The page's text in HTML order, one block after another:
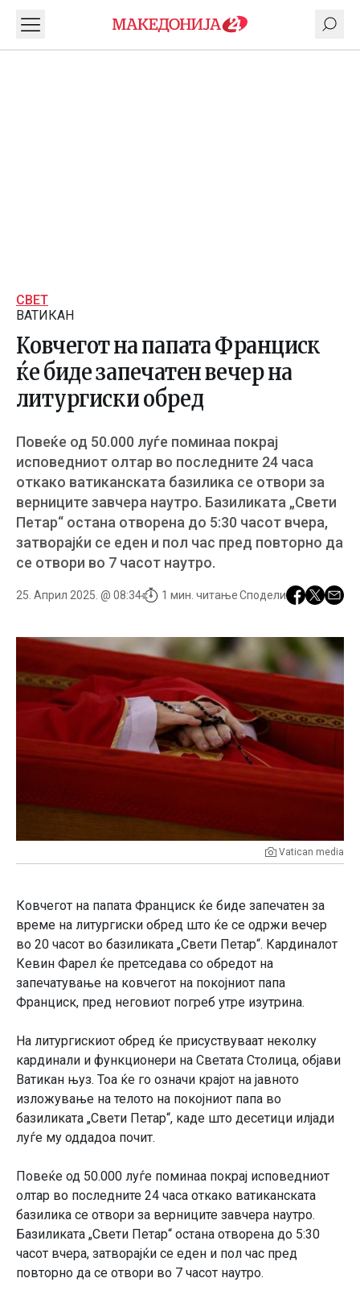
СВЕТ
ВАТИКАН
Ковчегот на папата Франциск
ќе биде запечатен вечер на
литургиски обред
Повеќе од 50.000 луѓе поминаа покрај
исповедниот олтар во последните 24 часа
откако ватиканската базилика се отвори за
верниците завчера наутро. Базиликата „Свети
Петар“ остана отворена до 5:30 часот вчера,
затворајќи се еден и пол час пред повторно да
се отвори во 7 часот наутро.
25. Април 2025. @ 08:34 1 мин. читањеСподели
Vatican media
Ковчегот на папата Франциск ќе биде запечатен за
време на литургиски обред што ќе се одржи вечер
во 20 часот во базиликата „Свети Петар“. Кардиналот
Кевин Фарел ќе претседава со обредот на
запечатување на ковчегот на покојниот папа
Франциск, пред неговиот погреб утре изутрина.
На литургискиот обред ќе присуствуваат неколку
кардинали и функционери на Светата Столица, објави
Ватикан њуз. Тоа ќе го означи крајот на јавното
изложување на телото на покојниот папа во
базиликата „Свети Петар“, каде што десетици илјади
луѓе му оддадоа почит.
Повеќе од 50.000 луѓе поминаа покрај исповедниот
олтар во последните 24 часа откако ватиканската
базилика се отвори за верниците завчера наутро.
Базиликата „Свети Петар“ остана отворена до 5:30
часот вчера, затворајќи се еден и пол час пред
повторно да се отвори во 7 часот наутро.